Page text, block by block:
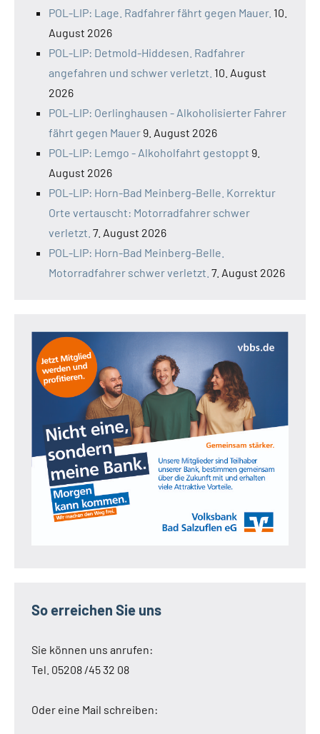
POL-LIP: Lage. Radfahrer fährt gegen Mauer. 10.
August 2026
POL-LIP: Detmold-Hiddesen. Radfahrer
angefahren und schwer verletzt. 10. August
2026
POL-LIP: Oerlinghausen - Alkoholisierter Fahrer
fährt gegen Mauer 9. August 2026
POL-LIP: Lemgo - Alkoholfahrt gestoppt 9.
August 2026
POL-LIP: Horn-Bad Meinberg-Belle. Korrektur
Orte vertauscht: Motorradfahrer schwer
verletzt. 7. August 2026
POL-LIP: Horn-Bad Meinberg-Belle.
Motorradfahrer schwer verletzt. 7. August 2026
So erreichen Sie uns
Sie können uns anrufen:
Tel. 05208 /45 32 08
Oder eine Mail schreiben: